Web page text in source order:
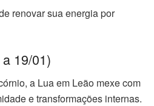
renovar sua energia por
19/01)
a Lua em Leão mexe com
e transformações internas.